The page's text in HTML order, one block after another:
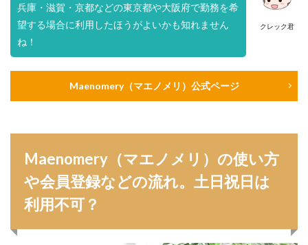
クレック君
兵庫・滋賀・京都などの東京都や大阪府で勤務を希
望する場合に利用したほうがよいかも知れません
ね！
Maenomery（マエノメリ）公式ページ
Maenomery（マエノメリ）の使い方
や会員登録などの流れ。土日祝日は
利用不可？